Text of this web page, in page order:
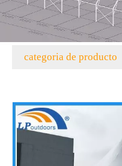
categoria de producto